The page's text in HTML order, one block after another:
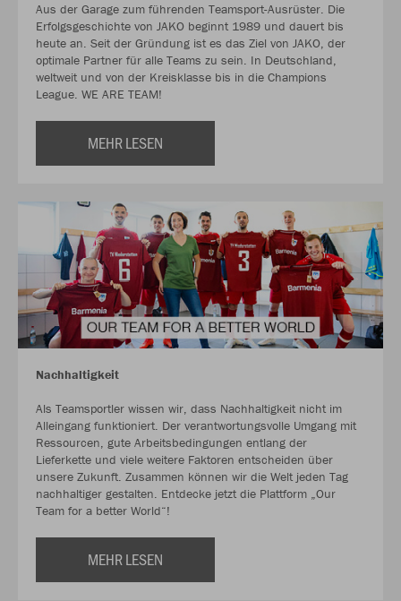
Aus der Garage zum führenden Teamsport-Ausrüster. Die
Erfolgsgeschichte von JAKO beginnt 1989 und dauert bis
heute an. Seit der Gründung ist es das Ziel von JAKO, der
optimale Partner für alle Teams zu sein. In Deutschland,
weltweit und von der Kreisklasse bis in die Champions
League. WE ARE TEAM!
MEHR LESEN
Nachhaltigkeit
Als Teamsportler wissen wir, dass Nachhaltigkeit nicht im
Alleingang funktioniert. Der verantwortungsvolle Umgang mit
Ressourcen, gute Arbeitsbedingungen entlang der
Lieferkette und viele weitere Faktoren entscheiden über
unsere Zukunft. Zusammen können wir die Welt jeden Tag
nachhaltiger gestalten. Entdecke jetzt die Plattform „Our
Team for a better World“!
MEHR LESEN